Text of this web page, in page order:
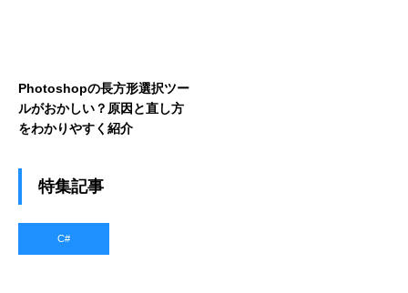
Photoshopの長方形選択ツー
ルがおかしい？原因と直し方
をわかりやすく紹介
特集記事
C#